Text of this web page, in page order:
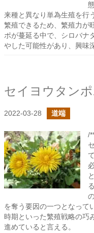
来種と異なり単為生殖を行
繁殖できるため、繁殖力が
ポが蔓延る中で、シロバナ
やした可能性があり、興味
セイヨウタン
2022-03-28 道端
/
を奪う要因の一つとなって
時期といった繁殖戦略の巧
進めていると言える。